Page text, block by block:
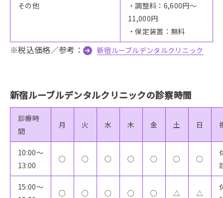
その他
・調整料：6,600円～
11,000円
・保定装置：無料
※税込価格／参考： 新宿ルーブルデンタルクリニック
新宿ルーブルデンタルクリニックの診察時間
診療時
間
月 火 水 木 金 土 日
10:00〜
13:00
○ ○ ○ ○ ○ ○ ○
15:00〜
○ ○ ○ ○ ○ △ △